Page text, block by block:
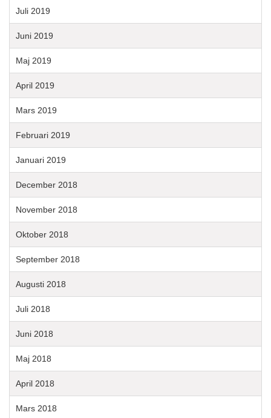
Juli 2019
Juni 2019
Maj 2019
April 2019
Mars 2019
Februari 2019
Januari 2019
December 2018
November 2018
Oktober 2018
September 2018
Augusti 2018
Juli 2018
Juni 2018
Maj 2018
April 2018
Mars 2018